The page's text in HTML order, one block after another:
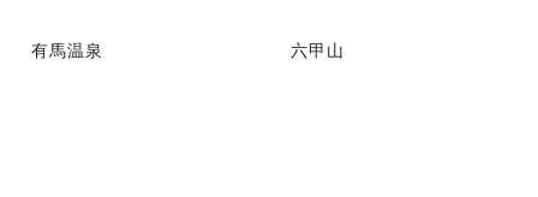
有馬温泉 六甲山